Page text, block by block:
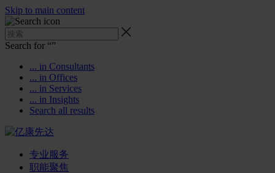
Skip to main content
Search for “”
... in Consultants
... in Offices
... in Services
... in Insights
Search all results
专业服务
职能聚焦